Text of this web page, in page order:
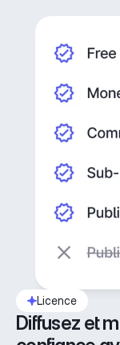
Licence
Diffusez et